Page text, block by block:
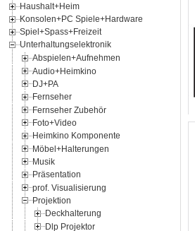
Haushalt+Heim
Konsolen+PC Spiele+Hardware
Spiel+Spass+Freizeit
Unterhaltungselektronik
Abspielen+Aufnehmen
Audio+Heimkino
DJ+PA
Fernseher
Fernseher Zubehör
Foto+Video
Heimkino Komponente
Möbel+Halterungen
Musik
Präsentation
prof. Visualisierung
Projektion
Deckhalterung
Dlp Projektor